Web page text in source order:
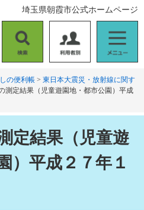
索
用
者
別
ニ
ュ
ー
埼玉県朝霞市公式ホームページ
の便利帳 > 東日本大震災・放射線に関す
測定結果（児童遊園地・都市公園）平成
定結果（児童遊
）平成２７年１